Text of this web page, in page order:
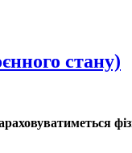
стану)